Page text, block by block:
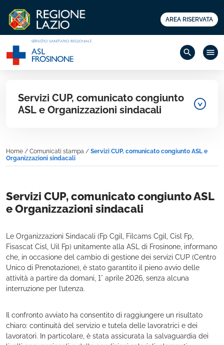
AREA RISERVATA
search menu
Servizi CUP, comunicato congiunto
ASL e Organizzazioni sindacali
Home / Comunicati stampa / Servizi CUP, comunicato congiunto ASL e
Organizzazioni sindacali
Servizi CUP, comunicato congiunto ASL
e Organizzazioni sindacali
Le Organizzazioni Sindacali (Fp Cgil, Filcams Cgil, Cisl Fp,
Fisascat Cisl, Uil Fp) unitamente alla ASL di Frosinone, informano
che, in occasione del cambio di gestione dei servizi CUP (Centro
Unico di Prenotazione), è stato garantito il pieno avvio delle
attività a partire da domani, 1° aprile 2026, senza alcuna
interruzione per l’utenza.
Il confronto avviato ha consentito di raggiungere un risultato
chiaro: continuità del servizio e tutela delle lavoratrici e dei
lavoratori. In particolare, è stata assicurata la salvaguardia dei